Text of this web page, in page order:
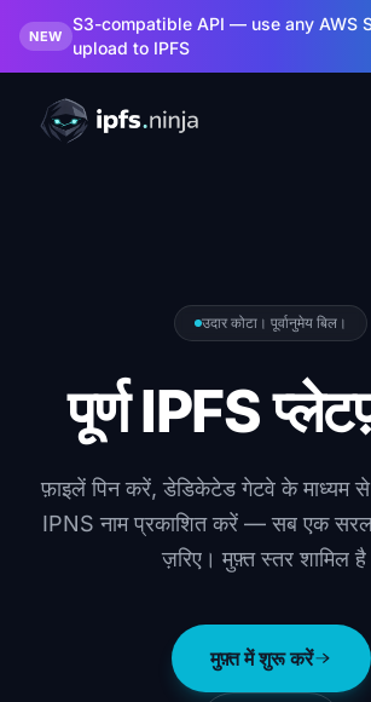
NEW
S3-compatible API — use any AWS
upload to IPFS
उदार कोटा। पूर्वानुमेय बिल।
पूर्ण IPFS
फ़ाइलें पिन करें, डेडिकेटेड गेटवे के माध्यम
IPNS नाम प्रकाशित करें — सब एक
ज़रिए। मुफ़्त स्तर शामिल
मुफ़्त में शुरू करें